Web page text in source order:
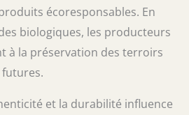
écoresponsables. En
biologiques, les producteurs
à la préservation des terroirs
et la durabilité influence